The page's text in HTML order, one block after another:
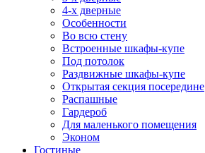
4-х дверные
Особенности
Во всю стену
Встроенные шкафы-купе
Под потолок
Раздвижные шкафы-купе
Открытая секция посередине
Распашные
Гардероб
Для маленького помещения
Эконом
Гостиные